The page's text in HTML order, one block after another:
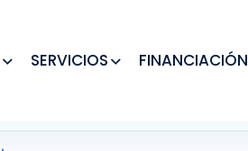
SERVICIOS FINANCIACIÓN